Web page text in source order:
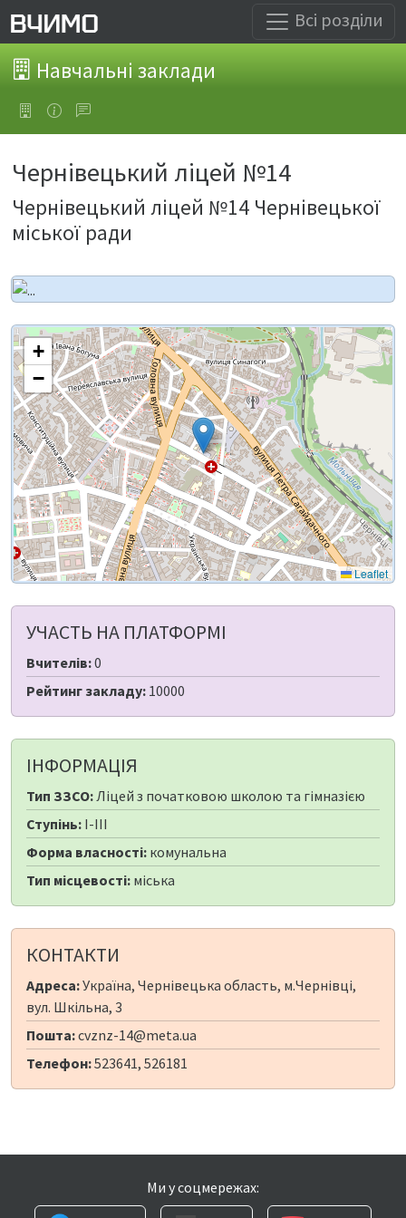
Всі розділи
Навчальні заклади
Чернівецький ліцей №14
Чернівецький ліцей №14 Чернівецької
міської ради
+
−
Leaflet
УЧАСТЬ НА ПЛАТФОРМІ
Вчителів:0
Рейтинг закладу: 10000
ІНФОРМАЦІЯ
Тип ЗЗСО:Ліцей з початковою школою та гімназією
Ступінь: I-III
Форма власності: комунальна
Тип місцевості: міська
КОНТАКТИ
Адреса:Україна, Чернівецька область, м.Чернівці,
вул. Шкільна, 3
Пошта:cvznz-14@meta.ua
Телефон:523641, 526181
Ми у соцмережах: